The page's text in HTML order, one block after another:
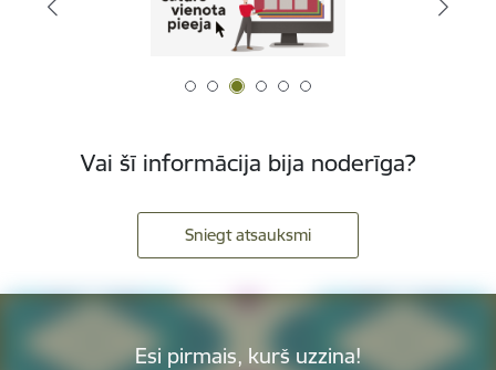
Vai šī informācija bija noderīga?
Sniegt atsauksmi
Esi pirmais, kurš uzzina!